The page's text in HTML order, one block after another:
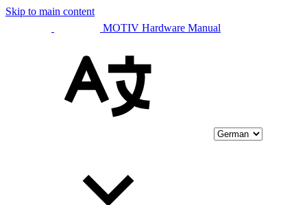
Skip to main content
MOTIV Hardware Manual